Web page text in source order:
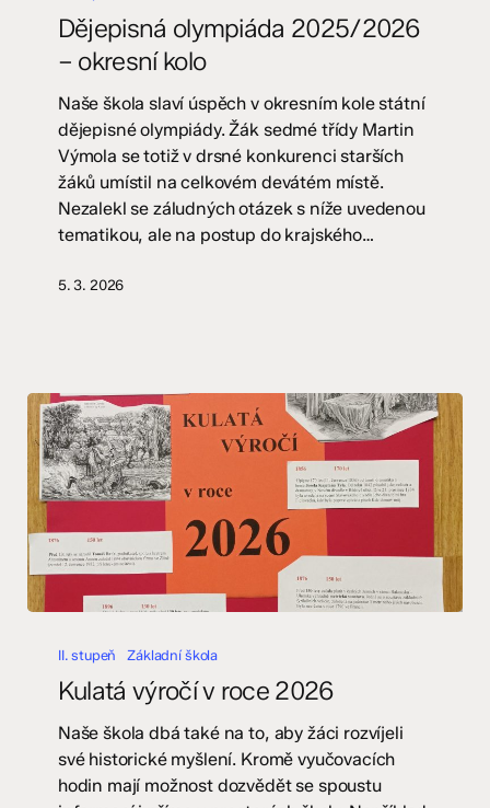
okresní
kolo
Dějepisná olympiáda 2025/2026
– okresní kolo
Naše škola slaví úspěch v okresním kole státní
dějepisné olympiády. Žák sedmé třídy Martin
Výmola se totiž v drsné konkurenci starších
žáků umístil na celkovém devátém místě.
Nezalekl se záludných otázek s níže uvedenou
tematikou, ale na postup do krajského…
5. 3. 2026
výročí
roce
2026
II. stupeň Základní škola
Kulatá výročí v roce 2026
Naše škola dbá také na to, aby žáci rozvíjeli
své historické myšlení. Kromě vyučovacích
hodin mají možnost dozvědět se spoustu